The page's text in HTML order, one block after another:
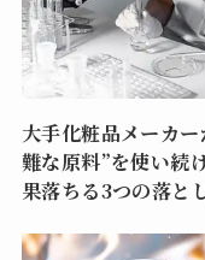
大手化粧品メーカー
難な原料”を使い続
果落ちる3つの落と